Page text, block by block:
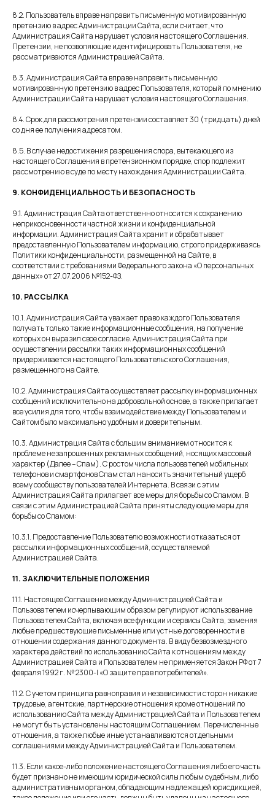
8.2. Пользователь вправе направить письменную мотивированную
претензию в адрес Администрации Сайта, если считает, что
Администрация Сайта нарушает условия настоящего Соглашения.
Претензии, не позволяющие идентифицировать Пользователя, не
рассматриваются Администрацией Сайта.
8.3. Администрация Сайта вправе направить письменную
мотивированную претензию в адрес Пользователя, который по мнению
Администрации Сайта нарушает условия настоящего Соглашения.
8.4. Срок для рассмотрения претензии составляет 30 (тридцать) дней
со дня ее получения адресатом.
8.5. В случае недостижения разрешения спора, вытекающего из
настоящего Соглашения в претензионном порядке, спор подлежит
рассмотрению в суде по месту нахождения Администрации Сайта.
9. КОНФИДЕНЦИАЛЬНОСТЬ И БЕЗОПАСНОСТЬ
9.1. Администрация Сайта ответственно относится к сохранению
неприкосновенности частной жизни и конфиденциальной
информации. Администрация Сайта хранит и обрабатывает
предоставленную Пользователем информацию, строго придерживаясь
Политики конфиденциальности, размещенной на Сайте, в
соответствии с требованиями Федерального закона «О персональных
данных» от 27.07.2006 №152-ФЗ.
10. РАССЫЛКА
10.1. Администрация Сайта уважает право каждого Пользователя
получать только такие информационные сообщения, на получение
которых он выразил свое согласие. Администрация Сайта при
осуществлении рассылки таких информационных сообщений
придерживается настоящего Пользовательского Соглашения,
размещенного на Сайте.
10.2. Администрация Сайта осуществляет рассылку информационных
сообщений исключительно на добровольной основе, а также прилагает
все усилия для того, чтобы взаимодействие между Пользователем и
Сайтом было максимально удобным и доверительным.
10.3. Администрация Сайта с большим вниманием относится к
проблеме незапрошенных рекламных сообщений, носящих массовый
характер (Далее – Спам). С ростом числа пользователей мобильных
телефонов и смартфонов Спам стал наносить значительный ущерб
всему сообществу пользователей Интернета. В связи с этим
Администрация Сайта прилагает все меры для борьбы со Спамом. В
связи с этим Администрацией Сайта приняты следующие меры для
борьбы со Спамом:
10.3.1. Предоставление Пользователю возможности отказаться от
рассылки информационных сообщений, осуществляемой
Администрацией Сайта.
11. ЗАКЛЮЧИТЕЛЬНЫЕ ПОЛОЖЕНИЯ
11.1. Настоящее Соглашение между Администрацией Сайта и
Пользователем исчерпывающим образом регулируют использование
Пользователем Сайта, включая все функции и сервисы Сайта, заменяя
любые предшествующие письменные или устные договоренности в
отношении содержания данного документа. В виду безвозмездного
характера действий по использованию Сайта к отношениям между
Администрацией Сайта и Пользователем не применяется Закон РФ от 7
февраля 1992 г. № 2300-I «О защите прав потребителей».
11.2. С учетом принципа равноправия и независимости сторон никакие
трудовые, агентские, партнерские отношения кроме отношений по
использованию Сайта между Администрацией Сайта и Пользователем
не могут быть установлены настоящим Соглашением. Перечисленные
отношения, а также любые иные устанавливаются отдельными
соглашениями между Администрацией Сайта и Пользователем.
11.3. Если какое-либо положение настоящего Соглашения либо его часть
будет признано не имеющим юридической силы любым судебным, либо
административным органом, обладающим надлежащей юрисдикцией,
Клиника «Холистима»
Контакты
Ждем вас по адресу:
+7 (343) 210-11-11
+7 (343) 210-22-22
«ХОЛИСТИКМЕД»)
г.Екатеринбург,
ул. Белинского, д.171
по телефонам
О центре Для здоровья
Для красоты
Прайс
Акции Контакты
Telegram
Вконтакте
+7 (982) 767-22-22
Подписывайтесь на
наши каналы в
Телеграм и Вконтакте
ООО «ХолистикМед» (ООО «ХОЛИСТИКМЕД»)
Юр адрес 620073, г. Екатеринбург, бульвар
Фак адрес 620089, г. Екатеринбург, ул. Белинского,
ОГРН 1186658081610
ИНН 6679119800 КПП 667901001